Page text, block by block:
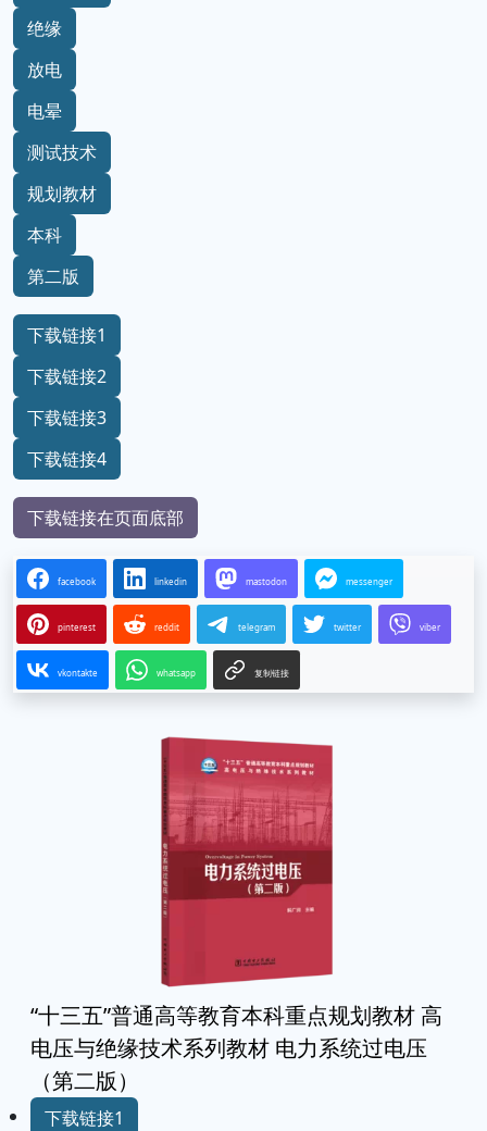
绝缘
放电
电晕
测试技术
规划教材
本科
第二版
下载链接1
下载链接2
下载链接3
下载链接4
下载链接在页面底部
facebook linkedin mastodon messenger
pinterest reddit telegram twitter viber
vkontakte whatsapp 复制链接
“十三五”普通高等教育本科重点规划教材 高
电压与绝缘技术系列教材 电力系统过电压
（第二版）
下载链接1